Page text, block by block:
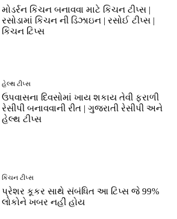
મોડર્રન કિચન બનાવવા માટે કિચન ટીપ્સ |
રસોડામાં કિચન ની ડિઝાઇન | રસોઈ ટીપ્સ |
કિચન ટિપ્સ
હેલ્થ ટીપ્સ
ઉપવાસના દિવસોમાં ખાય શકાય તેવી ફરાળી
રેસીપી બનાવવાની રીત | ગુજરાતી રેસીપી અને
હેલ્થ ટીપ્સ
કિચન ટીપ્સ
પ્રેશર કૂકર સાથે સંબંધિત આ ટિપ્સ જે 99%
લોકોને ખબર નહીં હોય